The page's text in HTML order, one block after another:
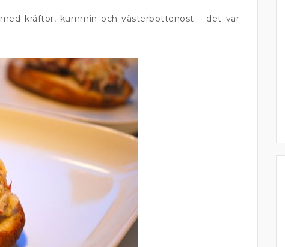
med kräftor, kummin och västerbottenost – det var